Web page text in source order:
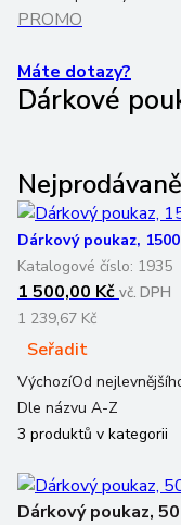
PROMO
Máte dotazy?
Dárkové
Dárkový poukaz,
Katalogové číslo: 1935
1 500,00 Kč vč. DPH
1 239,67 Kč
Seřadit
VýchozíOd
Dle názvu A-Z
3 produktů v kategorii
Dárkový poukaz,